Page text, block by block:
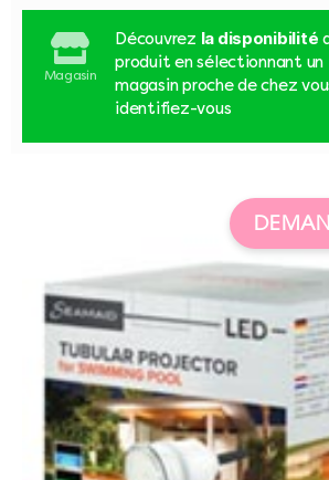
Magasin
Découvrez la disponibilité
produit en sélectionnant un
magasin proche de chez
identifiez-vous